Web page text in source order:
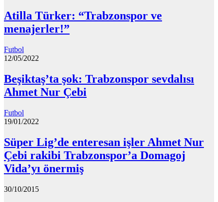
Atilla Türker: “Trabzonspor ve
menajerler!”
Futbol
12/05/2022
Beşiktaş’ta şok: Trabzonspor sevdalısı
Ahmet Nur Çebi
Futbol
19/01/2022
Süper Lig’de enteresan işler Ahmet Nur
Çebi rakibi Trabzonspor’a Domagoj
Vida’yı önermiş
30/10/2015